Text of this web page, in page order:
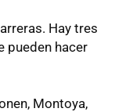
Hay tres
pueden hacer
Montoya,